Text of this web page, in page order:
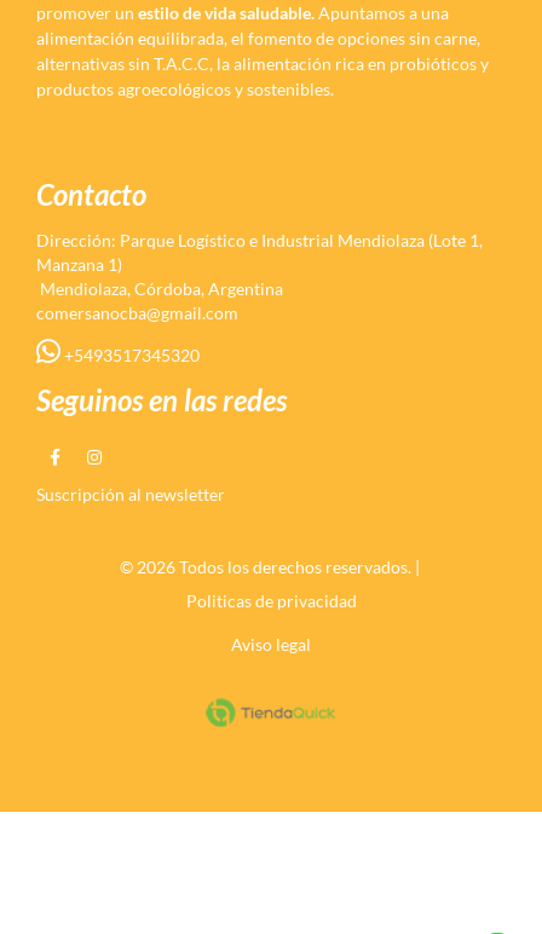
promover un estilo de vida saludable.Apuntamos a una
alimentación equilibrada, el fomento de opciones sin carne,
alternativas sin T.A.C.C, la alimentación rica en probióticos y
productos agroecológicos y sostenibles.
Contacto
Dirección: Parque Logístico e Industrial Mendiolaza (Lote 1,
Manzana 1)
Mendiolaza, Córdoba, Argentina
comersanocba@gmail.com
+5493517345320
Seguinos en las redes
Suscripción al newsletter
© 2026 Todos los derechos reservados. |
Politicas de privacidad
Aviso legal